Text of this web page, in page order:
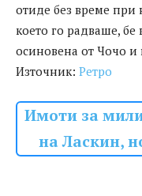
отиде без време при
което го радваше, бе
осиновена от Чочо и
Източник: Ретро
Имоти за
на Ласкин,